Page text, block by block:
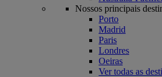
Nossos principais
Porto
Madrid
Paris
Londres
Oeiras
Ver todas as